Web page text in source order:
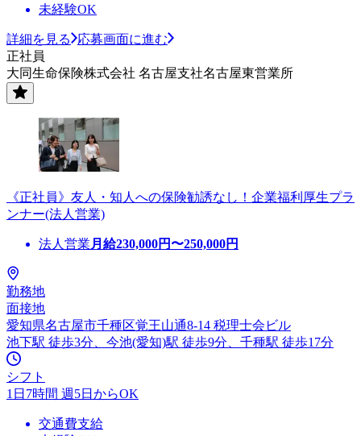
未経験OK
詳細を見る
応募画面に進む
正社員
大同生命保険株式会社 名古屋支社名古屋東営業所
《正社員》友人・知人への保険勧誘なし！企業福利厚生プラ
ンナー(法人営業)
法人営業 月給230,000円〜250,000円
勤務地
面接地
愛知県名古屋市千種区覚王山通8-14 税理士会ビル
池下駅 徒歩3分、今池(愛知)駅 徒歩9分、千種駅 徒歩17分
シフト
1日7時間 週5日からOK
交通費支給